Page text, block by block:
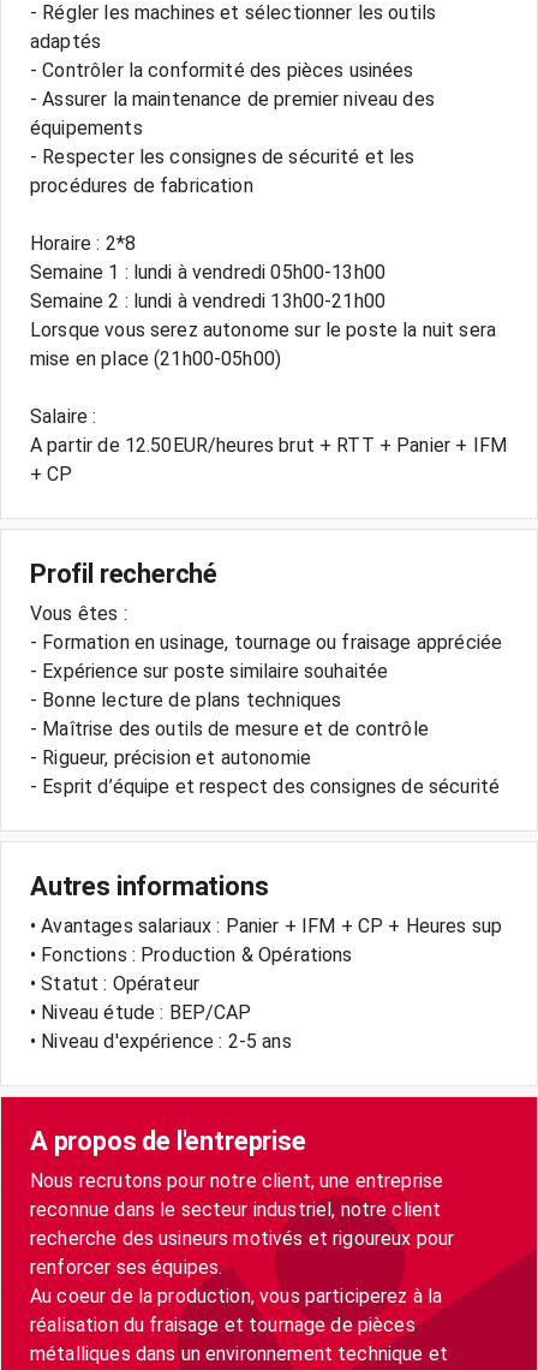
- Régler les machines et sélectionner les outils
adaptés
- Contrôler la conformité des pièces usinées
- Assurer la maintenance de premier niveau des
équipements
- Respecter les consignes de sécurité et les
procédures de fabrication
Horaire : 2*8
Semaine 1 : lundi à vendredi 05h00-13h00
Semaine 2 : lundi à vendredi 13h00-21h00
Lorsque vous serez autonome sur le poste la nuit sera
mise en place (21h00-05h00)
Salaire :
A partir de 12.50EUR/heures brut + RTT + Panier + IFM
+ CP
Profil recherché
Vous êtes :
- Formation en usinage, tournage ou fraisage appréciée
- Expérience sur poste similaire souhaitée
- Bonne lecture de plans techniques
- Maîtrise des outils de mesure et de contrôle
- Rigueur, précision et autonomie
- Esprit d’équipe et respect des consignes de sécurité
Autres informations
• Avantages salariaux : Panier + IFM + CP + Heures sup
• Fonctions : Production & Opérations
• Statut : Opérateur
• Niveau étude : BEP/CAP
• Niveau d'expérience : 2-5 ans
A propos de l'entreprise
Nous recrutons pour notre client, une entreprise
reconnue dans le secteur industriel, notre client
recherche des usineurs motivés et rigoureux pour
renforcer ses équipes.
Au coeur de la production, vous participerez à la
réalisation du fraisage et tournage de pièces
métalliques dans un environnement technique et